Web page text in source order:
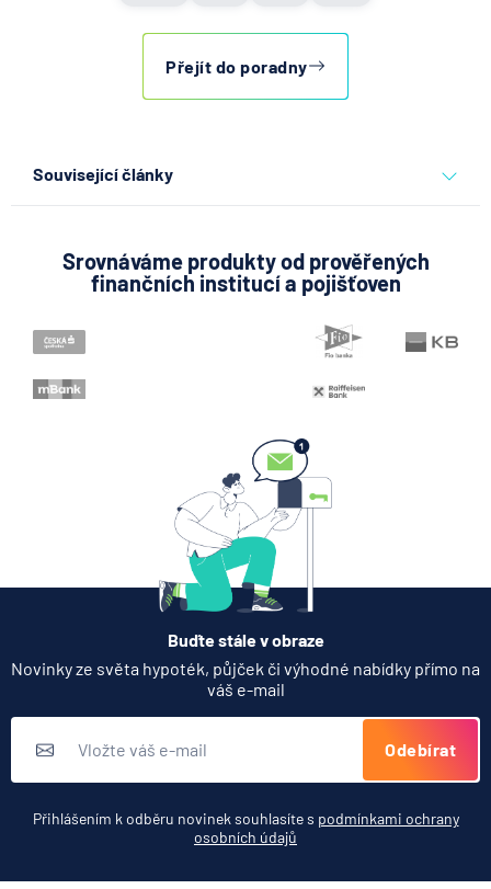
Přejít do poradny
Související články
7.8.2026 Běžný účet
ČNB ponechala úroky,
klíčový je ale výhled inflace
Partners Banka spouští
nákup a prodej bitcoinu
přímo v Partners App
6.8.2026
Když rozhoduje stres: nové
triky bankovních podvodníků
Zobrazit všechny články
Srovnáváme produkty od prověřených
finančních institucí a pojišťoven
Buďte stále v obraze
Novinky ze světa hypoték, půjček či výhodné nabídky přímo na
váš e-mail
Odebírat
Přihlášením k odběru novinek souhlasíte s podmínkami ochrany
osobních údajů